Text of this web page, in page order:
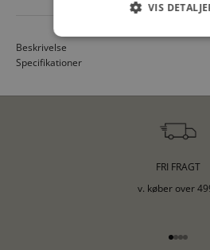
Beskrivelse
Specifikationer
FRI FRAGT
v. køber over
Gå til
Gå til
Gå til
Gå til
VIS